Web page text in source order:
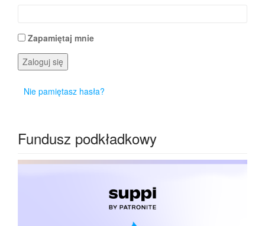
Zapamiętaj mnie
Zaloguj się
Nie pamiętasz hasła?
Fundusz podkładkowy